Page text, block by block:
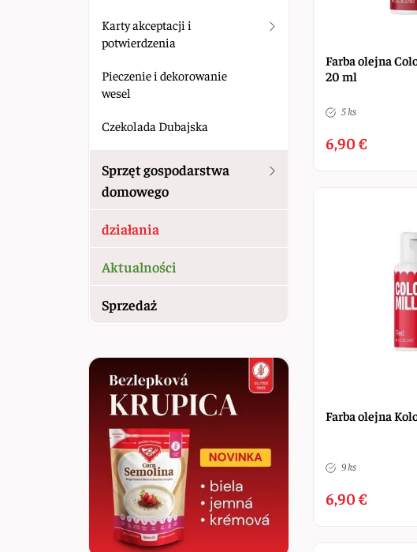
Farba olejna
20 ml
5 ks
6,90 €
Farba olejna
9 ks
6,90 €
Karty akceptacji i
potwierdzenia
Pieczenie i dekorowanie
wesel
Czekolada Dubajska
Sprzęt gospodarstwa
domowego
działania
Aktualności
Sprzedaż